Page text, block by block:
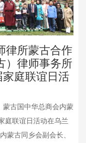
律所蒙古合作
律师事务所
家庭联谊日活
古国中华总商会内蒙
庭联谊日活动在乌兰
蒙古同乡会副会长、